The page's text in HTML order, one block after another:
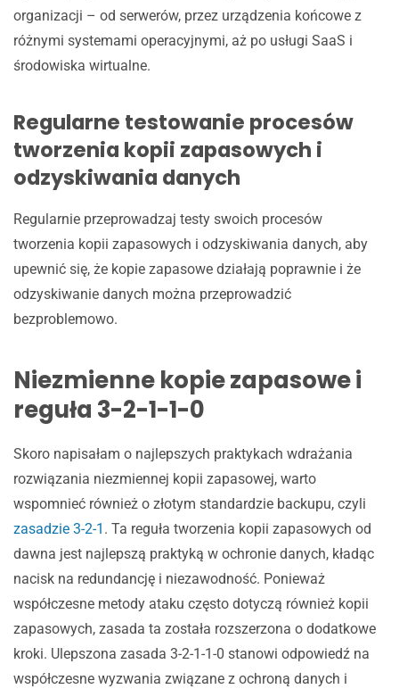
organizacji – od serwerów, przez urządzenia końcowe z
różnymi systemami operacyjnymi, aż po usługi SaaS i
środowiska wirtualne.
Regularne testowanie procesów
tworzenia kopii zapasowych i
odzyskiwania danych
Regularnie przeprowadzaj testy swoich procesów
tworzenia kopii zapasowych i odzyskiwania danych, aby
upewnić się, że kopie zapasowe działają poprawnie i że
odzyskiwanie danych można przeprowadzić
bezproblemowo.
Niezmienne kopie zapasowe i
reguła 3-2-1-1-0
Skoro napisałam o najlepszych praktykach wdrażania
rozwiązania niezmiennej kopii zapasowej, warto
wspomnieć również o złotym standardzie backupu, czyli
zasadzie 3-2-1 . Ta reguła tworzenia kopii zapasowych od
dawna jest najlepszą praktyką w ochronie danych, kładąc
nacisk na redundancję i niezawodność. Ponieważ
współczesne metody ataku często dotyczą również kopii
zapasowych, zasada ta została rozszerzona o dodatkowe
kroki. Ulepszona zasada 3-2-1-1-0 stanowi odpowiedź na
współczesne wyzwania związane z ochroną danych i